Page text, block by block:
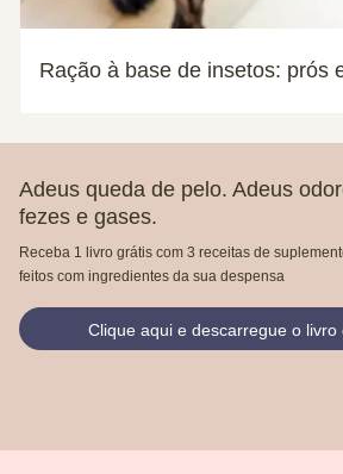
Ração à base de insetos: prós
Adeus queda de pelo. Adeus
fezes e gases.
Receba 1 livro grátis com 3 receitas de
feitos com ingredientes da sua despensa
Clique aqui e descarregue o livro